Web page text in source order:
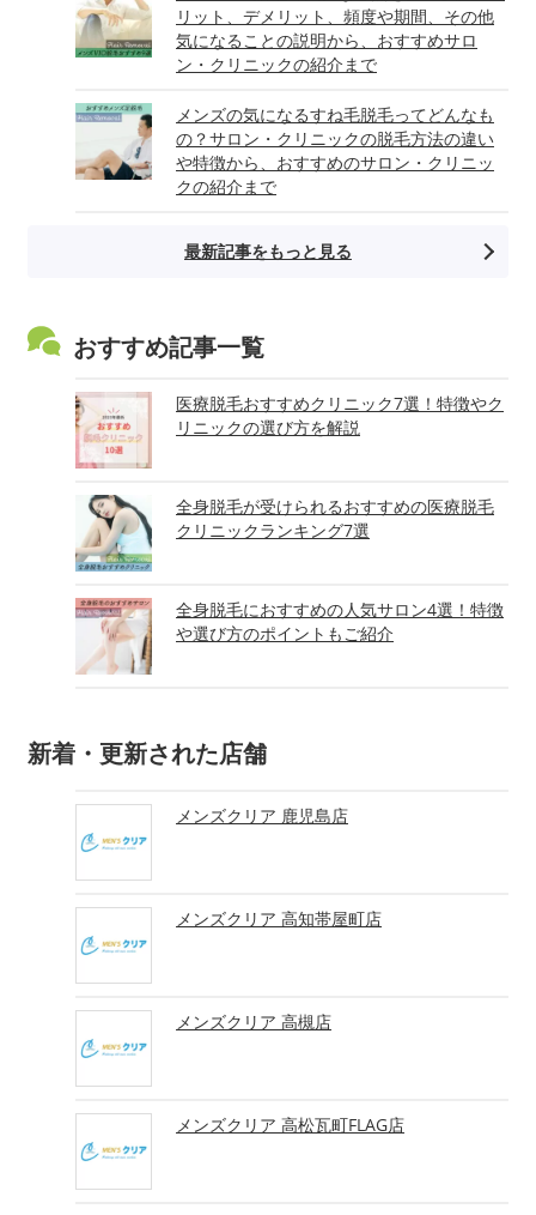
リット、デメリット、頻度や期間、その他
気になることの説明から、おすすめサロ
ン・クリニックの紹介まで
メンズの気になるすね毛脱毛ってどんなも
の？サロン・クリニックの脱毛方法の違い
や特徴から、おすすめのサロン・クリニッ
クの紹介まで
最新記事をもっと見る
おすすめ記事一覧
医療脱毛おすすめクリニック7選！特徴やク
リニックの選び方を解説
全身脱毛が受けられるおすすめの医療脱毛
クリニックランキング7選
全身脱毛におすすめの人気サロン4選！特徴
や選び方のポイントもご紹介
新着・更新された店舗
メンズクリア 鹿児島店
メンズクリア 高知帯屋町店
メンズクリア 高槻店
メンズクリア 高松瓦町FLAG店